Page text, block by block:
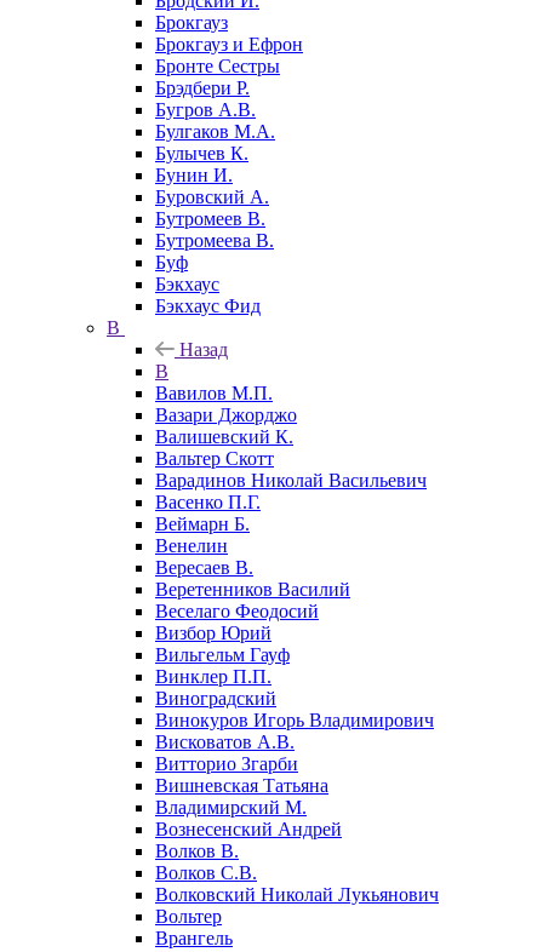
Брокгауз
Брокгауз и Ефрон
Бронте Сестры
Брэдбери Р.
Бугров А.В.
Булгаков М.А.
Булычев К.
Бунин И.
Буровский А.
Бутромеев В.
Бутромеева В.
Буф
Бэкхаус
Бэкхаус Фид
В
Назад
В
Вавилов М.П.
Вазари Джорджо
Валишевский К.
Вальтер Скотт
Варадинов Николай Васильевич
Васенко П.Г.
Веймарн Б.
Венелин
Вересаев В.
Веретенников Василий
Веселаго Феодосий
Визбор Юрий
Вильгельм Гауф
Винклер П.П.
Виноградский
Винокуров Игорь Владимирович
Висковатов А.В.
Витторио Згарби
Вишневская Татьяна
Владимирский М.
Вознесенский Андрей
Волков В.
Волков С.В.
Волковский Николай Лукьянович
Вольтер
Врангель